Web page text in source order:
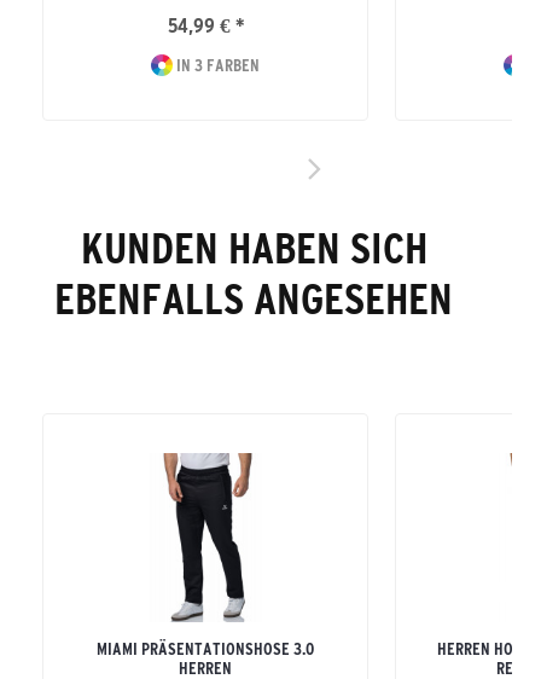
54,99 € *
IN 3 FARBEN
KUNDEN HABEN SICH
EBENFALLS ANGESEHEN
MIAMI PRÄSENTATIONSHOSE 3.0
HERREN
HERREN HOSE